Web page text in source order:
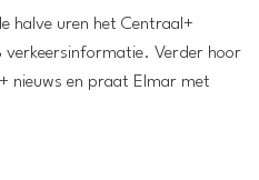
halve uren het Centraal+
verkeersinformatie. Verder hoor
nieuws en praat Elmar met